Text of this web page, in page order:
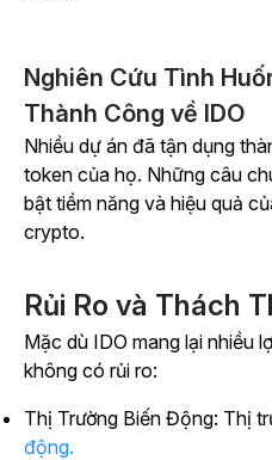
Nghiên Cứu Tình
Thành Công về IDO
Nhiều dự án đã tận dụng
token của họ. Những câu
bật tiềm năng và hiệu quả
crypto.
Rủi Ro và Thách
Mặc dù IDO mang lại nhiều
không có rủi ro:
Thị Trường Biến Động: Thị
động.